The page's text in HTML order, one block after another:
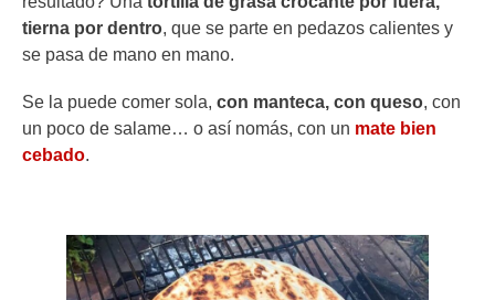
tierna por dentro, que se parte en pedazos calientes y
se pasa de mano en mano.
Se la puede comer sola, con manteca, con queso, con
un poco de salame… o así nomás, con un mate bien
cebado.